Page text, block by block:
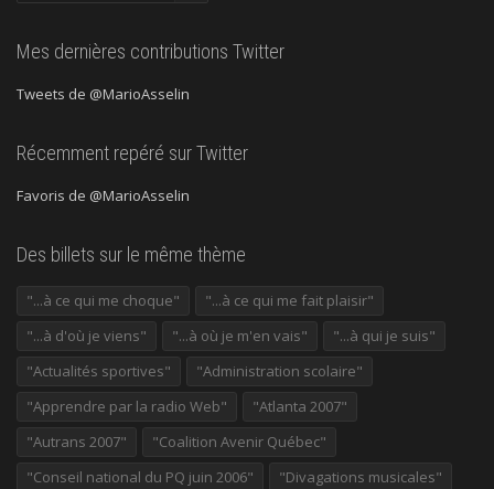
Mes dernières contributions Twitter
Tweets de @MarioAsselin
Récemment repéré sur Twitter
Favoris de @MarioAsselin
Des billets sur le même thème
"...à ce qui me choque"
"...à ce qui me fait plaisir"
"...à d'où je viens"
"...à où je m'en vais"
"...à qui je suis"
"Actualités sportives"
"Administration scolaire"
"Apprendre par la radio Web"
"Atlanta 2007"
"Autrans 2007"
"Coalition Avenir Québec"
"Conseil national du PQ juin 2006"
"Divagations musicales"